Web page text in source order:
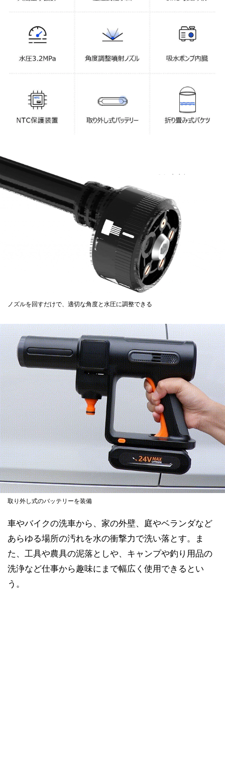
ノズルを回すだけで、適切な角度と水圧に調整できる
取り外し式のバッテリーを装備
車やバイクの洗車から、家の外壁、庭やベランダなど
あらゆる場所の汚れを水の衝撃力で洗い落とす。ま
た、工具や農具の泥落としや、キャンプや釣り用品の
洗浄など仕事から趣味にまで幅広く使用できるとい
う。